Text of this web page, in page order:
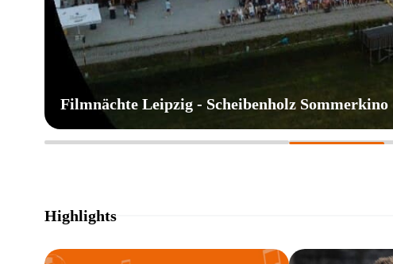
Filmnächte Leipzig - Scheibenholz Sommerkino
Highlights